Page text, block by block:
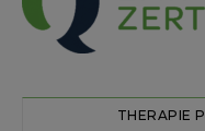
THERAPIE